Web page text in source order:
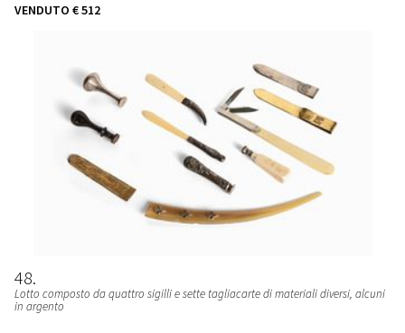
VENDUTO € 512
48
Lotto composto da quattro sigilli e sette tagliacarte di materiali diversi, alcuni
in argento